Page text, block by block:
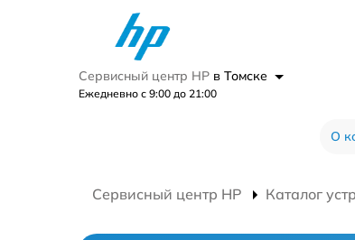
Сервисный центр HP в Томске
Ежедневно с 9:00 до 21:00
О
Сервисный центр HP Каталог